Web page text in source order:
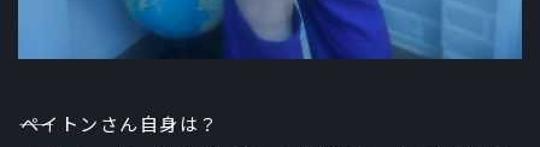
――ペイトンさん自身は？